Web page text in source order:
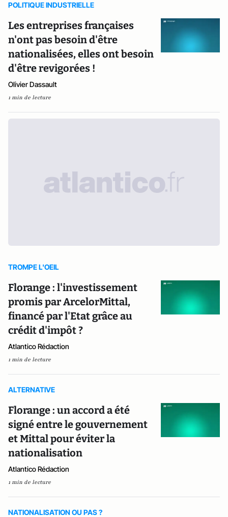
POLITIQUE INDUSTRIELLE
Les entreprises françaises
n'ont pas besoin d'être
nationalisées, elles ont besoin
d'être revigorées !
Olivier Dassault
1 min de lecture
TROMPE L'OEIL
Florange : l'investissement
promis par ArcelorMittal,
financé par l'Etat grâce au
crédit d'impôt ?
Atlantico Rédaction
1 min de lecture
ALTERNATIVE
Florange : un accord a été
signé entre le gouvernement
et Mittal pour éviter la
nationalisation
Atlantico Rédaction
1 min de lecture
NATIONALISATION OU PAS ?